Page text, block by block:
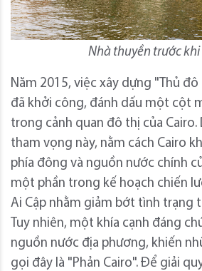
Nhà thuyền trước khi
Năm 2015, việc xây dựng "Thủ
đã khởi công, đánh dấu một cột
trong cảnh quan đô thị của Cairo.
tham vọng này, nằm cách Cairo
phía đông và nguồn nước chính
một phần trong kế hoạch chiến
Ai Cập nhằm giảm bớt tình trạng
Tuy nhiên, một khía cạnh đáng
nguồn nước địa phương, khiến
gọi đây là "Phản Cairo". Để giải